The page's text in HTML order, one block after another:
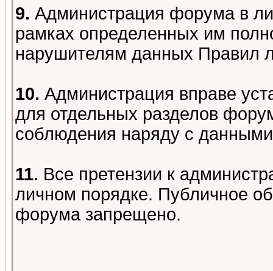
9. Администрация форума в
рамках определенных им
нарушителям данных Правил
10. Администрация вправе
для отдельных разделов
соблюдения наряду с
11. Все претензии к
личном порядке. Публичное
форума запрещено.